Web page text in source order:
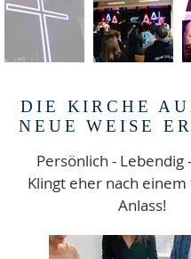
DIE KIRCHE
NEUE WEISE
Persönlich - Lebendig
Klingt eher nach
Anlass!